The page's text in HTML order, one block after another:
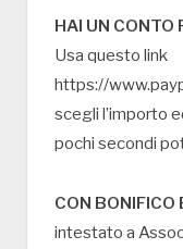
HAI UN CONTO
Usa questo link
https://
scegli l’importo
pochi secondi
CON BONIFICO
intestato a